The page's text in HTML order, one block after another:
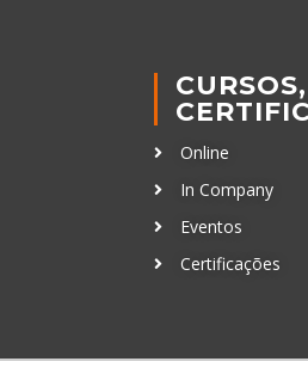
Online
In Company
Eventos
Certificações